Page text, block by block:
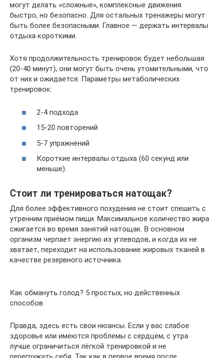
могут делать «сложные», комплексные движения
быстро, но безопасно. Для остальных тренажеры могут
быть более безопасными. Главное — держать интервалы
отдыха короткими.
Хотя продолжительность тренировок будет небольшая
(20-40 минут), они могут быть очень утомительными, что
от них и ожидается. Параметры метаболических
тренировок:
2-4 подхода
15-20 повторений
5-7 упражнений
Короткие интервалы отдыха (60 секунд или
меньше).
Стоит ли тренироваться натощак?
Для более эффективного похудения не стоит спешить с
утренним приёмом пищи. Максимальное количество жира
сжигается во время занятий натощак. В основном
организм черпает энергию из углеводов, и когда их не
хватает, переходит на использование жировых тканей в
качестве резервного источника.
Как обмануть голод? 5 простых, но действенных
способов
Правда, здесь есть свои нюансы. Если у вас слабое
здоровье или имеются проблемы с сердцем, с утра
лучше ограничиться лёгкой тренировкой и не